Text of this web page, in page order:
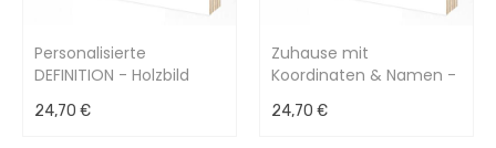
Personalisierte
DEFINITION - Holzbild
24,70 €
Zuhause mit
Koordinaten & Namen -
24,70 €